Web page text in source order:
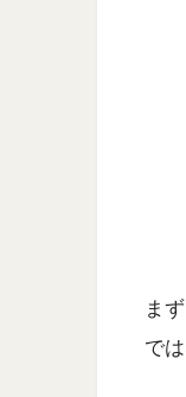
ま
で